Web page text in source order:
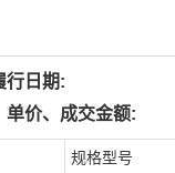
行日期:
单价、成交金额:
规格型号